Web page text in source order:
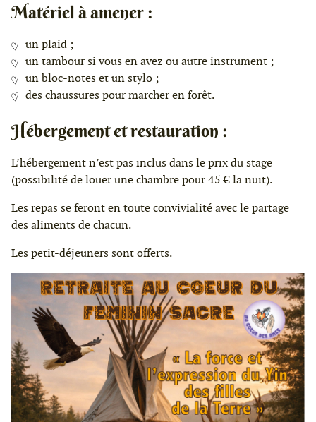
Matériel à amener :
un plaid ;
un tambour si vous en avez ou autre instrument ;
un bloc-notes et un stylo ;
des chaussures pour marcher en forêt.
Hébergement et restauration :
L’hébergement n’est pas inclus dans le prix du stage
(possibilité de louer une chambre pour 45 € la nuit).
Les repas se feront en toute convivialité avec le partage
des aliments de chacun.
Les petit-déjeuners sont offerts.